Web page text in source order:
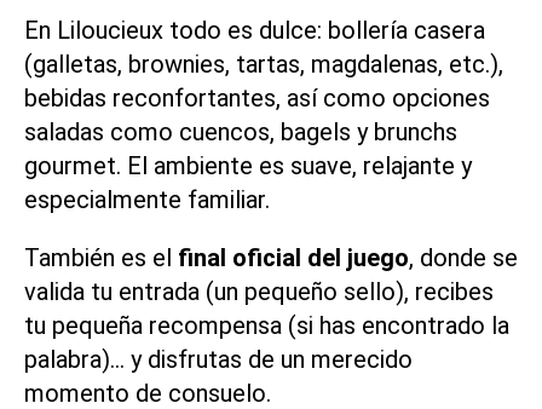
En Liloucieux todo es dulce: bollería casera
(galletas, brownies, tartas, magdalenas, etc.),
bebidas reconfortantes, así como opciones
saladas como cuencos, bagels y brunchs
gourmet. El ambiente es suave, relajante y
especialmente familiar.
También es el final oficial del juego, donde se
valida tu entrada (un pequeño sello), recibes
tu pequeña recompensa (si has encontrado la
palabra)… y disfrutas de un merecido
momento de consuelo.